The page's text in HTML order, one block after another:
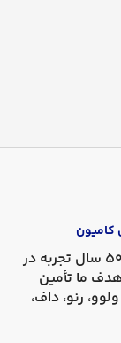
کامیون
، به عنوان فروشگاهی با بیش از 50 سال تجربه در
ما تأمین
ولوو، رنو، داف،